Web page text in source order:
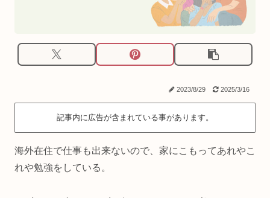
2023/8/29 2025/3/16
記事内に広告が含まれている事があります。
海外在住で仕事も出来ないので、家にこもってあれやこ
れや勉強をしている。